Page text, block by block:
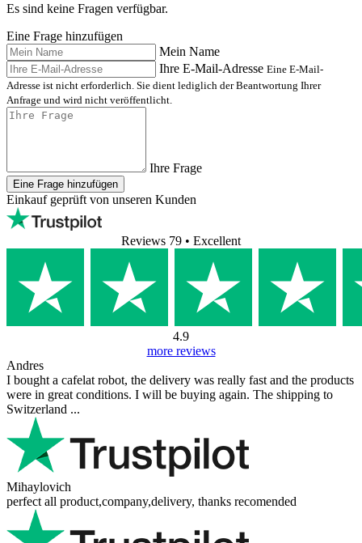
Es sind keine Fragen verfügbar.
Eine Frage hinzufügen
Mein Name
Ihre E-Mail-Adresse Eine E-Mail-
Adresse ist nicht erforderlich. Sie dient lediglich der Beantwortung Ihrer
Anfrage und wird nicht veröffentlicht.
Ihre Frage
Eine Frage hinzufügen
Einkauf geprüft von unseren Kunden
Reviews 79 • Excellent
4.9
more reviews
Andres
I bought a cafelat robot, the delivery was really fast and the products
were in great conditions. I will be buying again. The shipping to
Switzerland ...
Mihaylovich
perfect all product,company,delivery, thanks recomended